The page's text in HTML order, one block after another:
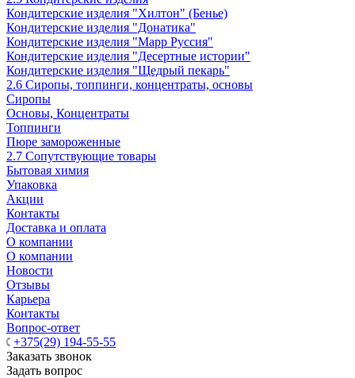
Кондитерские изделия "Хилтон" (Бенье)
Кондитерские изделия "Донатика"
Кондитерские изделия "Марр Руссия"
Кондитерские изделия "Десертные истории"
Кондитерские изделия "Щедрый пекарь"
2.6 Сиропы, топпинги, концентраты, основы
Сиропы
Основы, Концентраты
Топпинги
Пюре замороженные
2.7 Сопутствующие товары
Бытовая химия
Упаковка
Акции
Контакты
Доставка и оплата
О компании
О компании
Новости
Отзывы
Карьера
Контакты
Вопрос-ответ
+375(29) 194-55-55
Заказать звонок
Задать вопрос